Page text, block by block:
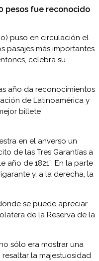
pesos fue reconocido
puso en circulación el
pasajes más importantes
celebra su
año da reconocimientos
de Latinoamérica y
billete
en el anverso un
de las Tres Garantías a
de 1821”. En la parte
y, a la derecha, la
se puede apreciar
de la Reserva de la
sólo era mostrar una
la majestuosidad